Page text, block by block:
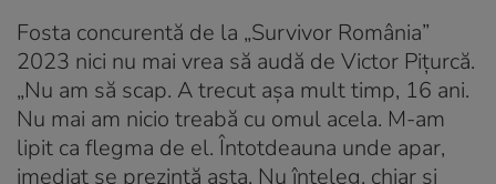
Fosta concurentă de la „Survivor România”
2023 nici nu mai vrea să audă de Victor Pițurcă.
„Nu am să scap. A trecut aşa mult timp, 16 ani.
Nu mai am nicio treabă cu omul acela. M-am
lipit ca flegma de el. Întotdeauna unde apar,
imediat se prezintă asta. Nu înţeleg, chiar şi